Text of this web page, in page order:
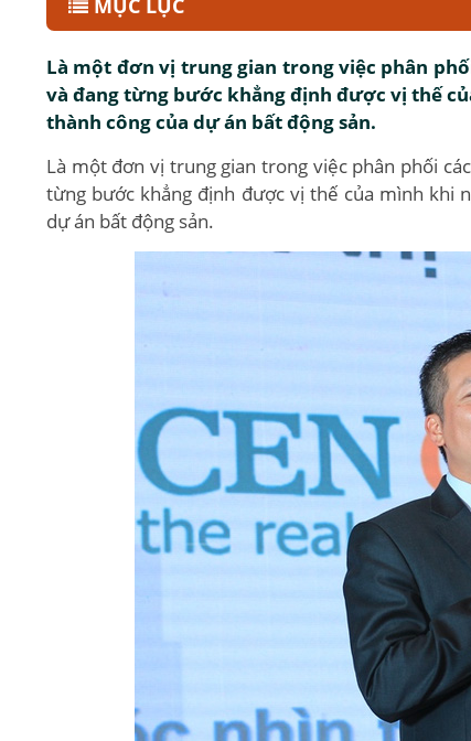
MỤC LỤC
Là một đơn vị trung gian trong việc phân
và đang từng bước khẳng định được vị thế
thành công của dự án bất động sản.
Là một đơn vị trung gian trong việc phân phối
từng bước khẳng định được vị thế của mình khi
dự án bất động sản.